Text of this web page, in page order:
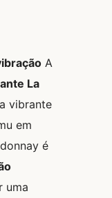
A
La
vibrante
em
é
uma